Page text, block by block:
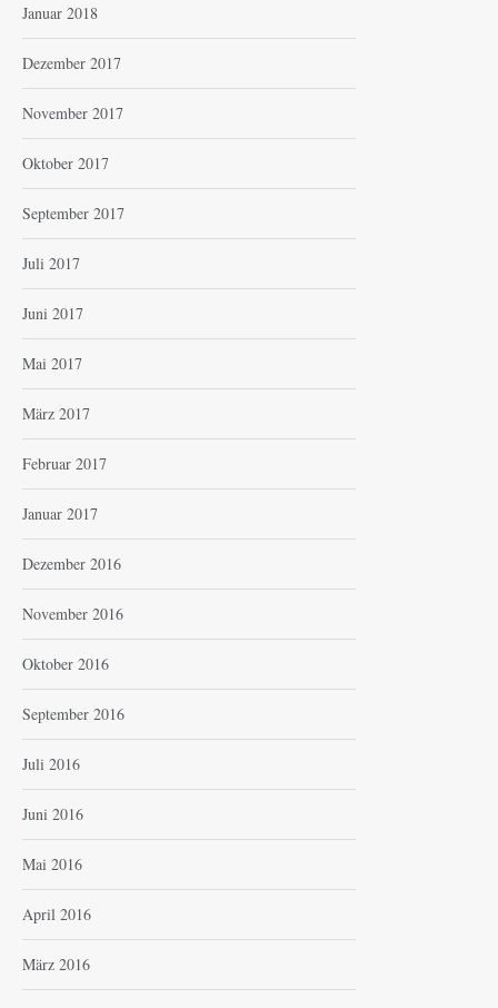
Januar 2018
Dezember 2017
November 2017
Oktober 2017
September 2017
Juli 2017
Juni 2017
Mai 2017
März 2017
Februar 2017
Januar 2017
Dezember 2016
November 2016
Oktober 2016
September 2016
Juli 2016
Juni 2016
Mai 2016
April 2016
März 2016